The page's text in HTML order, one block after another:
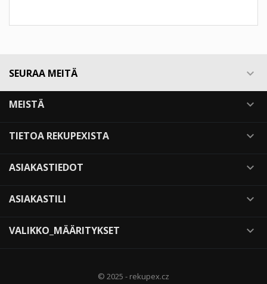
SEURAA MEITÄ 
MEISTÄ 
TIETOA REKUPEXISTA 
ASIAKASTIEDOT 
ASIAKASTILI 
VALIKKO_MÄÄRITYKSET 
© 2025 - rekupex.cz